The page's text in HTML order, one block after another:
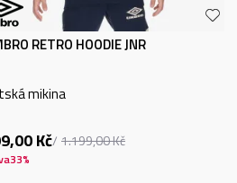
RETRO HOODIE JNR
mikina
Kč 1.199,00Kč
33%